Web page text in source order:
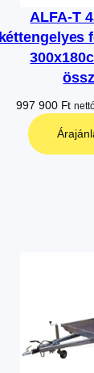
ALFA-T
kéttengelyes
997 900 Ft